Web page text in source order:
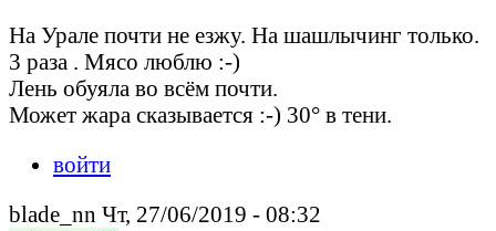
На Урале почти не езжу. На шашлычинг только.
3 раза . Мясо люблю :-)
Лень обуяла во всём почти.
Может жара сказывается :-) 30° в тени.
войти
blade_nn Чт, 27/06/2019 - 08:32